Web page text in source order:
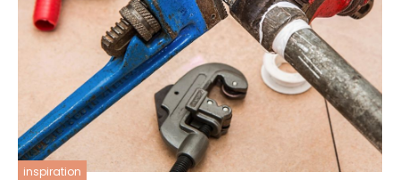
inspiration